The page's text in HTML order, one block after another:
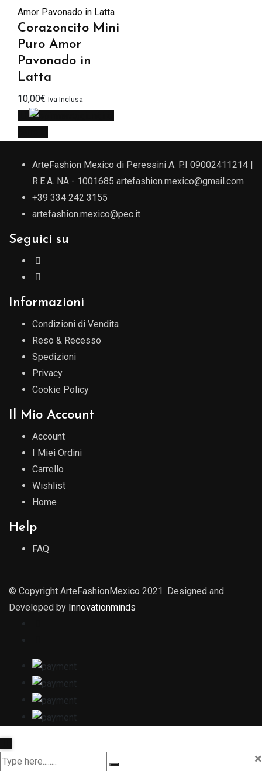
Corazoncito Mini
Puro Amor
Pavonado in
Latta
10,00€ Iva Inclusa
ArteFashion Mexico di Peressini A. P.I 09002411214 |
R.E.A. NA - 1001685 artefashion.mexico@gmail.com
+39 334 242 3155
artefashion.mexico@pec.it
Seguici su
Informazioni
Condizioni di Vendita
Reso & Recesso
Spedizioni
Privacy
Cookie Policy
Il Mio Account
Account
I Miei Ordini
Carrello
Wishlist
Home
Help
FAQ
© Copyright ArteFashionMexico 2021. Designed and
Developed by Innovationminds
×